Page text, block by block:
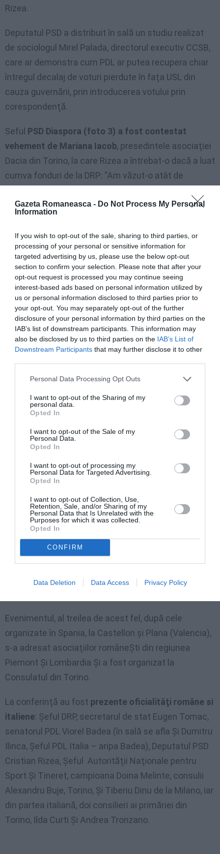
Gazeta Romaneasca - Do Not Process My Personal
Information
If you wish to opt-out of the sale, sharing to third parties, or
processing of your personal or sensitive information for
targeted advertising by us, please use the below opt-out
section to confirm your selection. Please note that after your
opt-out request is processed you may continue seeing
interest-based ads based on personal information utilized by
us or personal information disclosed to third parties prior to
your opt-out. You may separately opt-out of the further
disclosure of your personal information by third parties on the
IAB’s list of downstream participants. This information may
also be disclosed by us to third parties on the IAB’s List of
Downstream Participants that may further disclose it to other
Personal Data Processing Opt Outs
I want to opt-out of the Sharing of my
personal data.
Opted In
I want to opt-out of the Sale of my
Personal Data.
Opted In
I want to opt-out of processing my
Personal Data for Targeted Advertising.
Opted In
I want to opt-out of Collection, Use,
Retention, Sale, and/or Sharing of my
Personal Data that Is Unrelated with the
Purposes for which it was collected.
Opted In
CONFIRM
Data Deletion Data Access Privacy Policy
Rizea.
Deputatul PSD a distribuit în sală un studiu realizat
de sociologul Mirel Palada, directorul executiv CCSB,
care ar demonstra cum PDL ar putea recupera chiar
întregul decalaj de voturi pierdute în faţa USL din
cauza guvernării, prin introducerea votului prin
corespondenţă.
Seful PSD Diaspora (foto 3) a fost contestat
vehement de Mariana Iacob, presedintele asociaţiei
Dacia din Torino, la care Rizea a întrebat-o dacă a luat
cumva fonduri de la DRP: "Am văzut-o atât de
personal să apere PDL. Cer în continuare demisia
Parlament, cu privire la proiectele fi nanţate de DRP
de la începutul mandatului său.
Vreau să ne prezinte lista cu
toate asociaţiile din străinătate
care au primit finanţări de la
Guvernul României", ne-a
declarat Rizea.
Într-uncomunicat de presă
emis după conferinţa de la
Torino, Rizea a afirmat că
eroare, invitând doar parlamentari PDL la aceste
românii din diaspora". În comunicat repetă faptul că
prin proiectul votului prin corespondenţă "nu se
încearcă altceva decât fraudarea alegerilor din 2012."
teme legate de importanţa votului prin
corespondenţă, parteneriatul comunităţilor
româneŞti cu autorităţile publice, rolul mass-media
în promovarea imaginii statului de provenienţă,
accesul pe piaţa muncii a lucrătorilor români,
programele educaţionale stabilite între statul italian
Evenimentul, al treilea de acest fel, după cele
organizate în Spania, la Castellon şi Plana (Valencia),
s-a adresat asociaţiilor româneŞti din regiunea
Piemont Şi Lombardia Şi a fost organizat la
Consulatul din Torino.
La conferinţă au fost prezente oficialităţi române si
italiene: Şeful DRP, secretarul de stat Eugen Tomac,
senatorul PDL Viorel Badea (în sală se afla Şi Dumitru
Ilinca, Şeful PDL Italia – aripa Badea), Deputatul PSD
Cristian Rizea, Şeful Autorităţii Naţionale pentru
Sport Şi Tineret, campioana Doina Melinte, consulii
Alexandru Buje, Torino, Şi Tiberiu Dinu de la Milano, iar
din partea italiană, doi consilieri ai primăriei din
Torino, Ilda Curti Şi Andrea Tronzano.